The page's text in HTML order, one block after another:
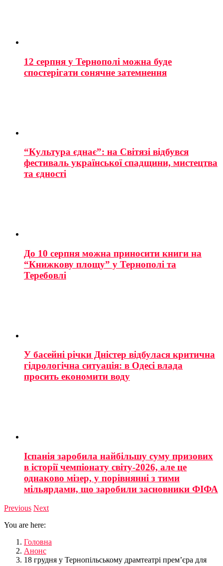
12 серпня у Тернополі можна буде
спостерігати сонячне затемнення
“Культура єднає”: на Світязі відбувся
фестиваль української спадщини, мистецтва
та єдності
До 10 серпня можна приносити книги на
“Книжкову площу” у Тернополі та
Теребовлі
У басейні річки Дністер відбулася критична
гідрологічна ситуація: в Одесі влада
просить економити воду
Іспанія заробила найбільшу суму призових
в історії чемпіонату світу-2026, але це
однаково мізер, у порівнянні з тими
мільярдами, що заробили засновники ФІФА
Previous Next
You are here:
Головна
Анонс
18 грудня у Тернопільському драмтеатрі прем’єра для